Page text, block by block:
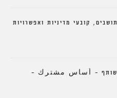
קובעי מדיניות ואפשרויות
משותף – أساس مشترك –